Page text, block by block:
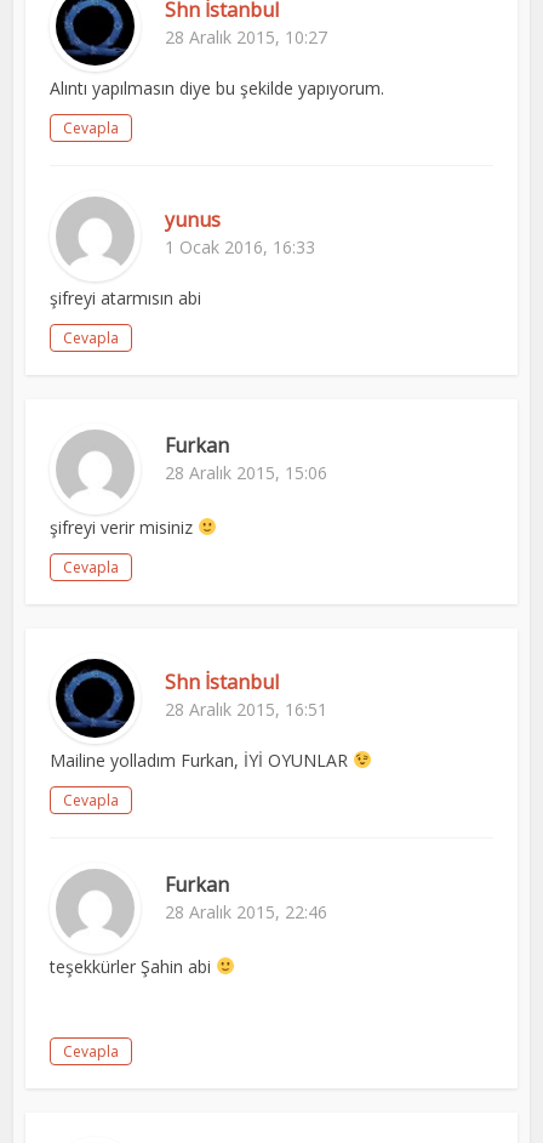
Shn İstanbul
28 Aralık 2015, 10:27
Alıntı yapılmasın diye bu şekilde yapıyorum.
Cevapla
yunus
1 Ocak 2016, 16:33
şifreyi atarmısın abi
Cevapla
Furkan
28 Aralık 2015, 15:06
şifreyi verir misiniz
Cevapla
Shn İstanbul
28 Aralık 2015, 16:51
Mailine yolladım Furkan, İYİ OYUNLAR
Cevapla
Furkan
28 Aralık 2015, 22:46
teşekkürler Şahin abi
Cevapla